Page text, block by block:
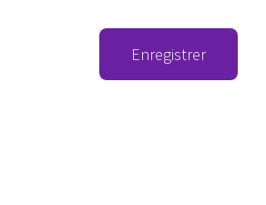
Enregistrer